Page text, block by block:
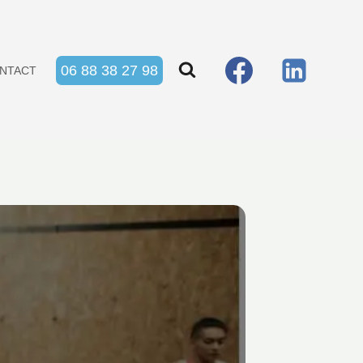
06 88 38 27 98